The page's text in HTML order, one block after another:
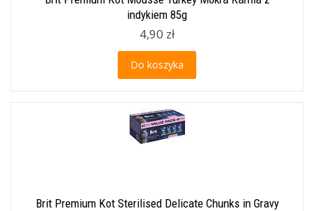
indykiem 85g
4,90 zł
Do koszyka
Brit Premium Kot Sterilised Delicate Chunks in Gravy